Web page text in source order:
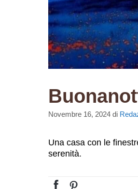
Novembre 16, 2024 di
Una casa con le
serenità.